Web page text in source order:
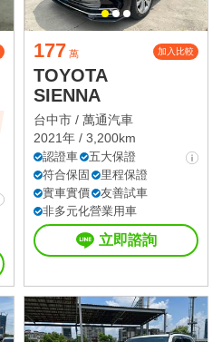
177 萬 加入比較
TOYOTA
SIENNA
台中市 / 萬通汽車
2021年 / 3,200km
認證車
五大保證
符合保固
里程保證
實車實價
友善試車
非多元化營業用車
立即諮詢